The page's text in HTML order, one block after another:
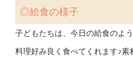
◎給食の様子
子どもたちは、今日の給食のよ
料理好み良く食べてくれます♪素